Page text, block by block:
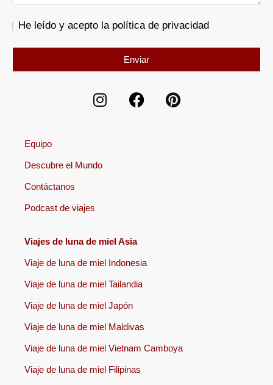
He leído y acepto la política de privacidad
Enviar
Equipo
Descubre el Mundo
Contáctanos
Podcast de viajes
Viajes de luna de miel Asia
Viaje de luna de miel Indonesia
Viaje de luna de miel Tailandia
Viaje de luna de miel Japón
Viaje de luna de miel Maldivas
Viaje de luna de miel Vietnam Camboya
Viaje de luna de miel Filipinas